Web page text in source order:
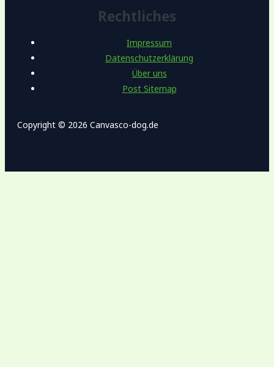
Halter
Rechtliches
Impressum
Datenschutzerklärung
Über uns
Post Sitemap
Copyright © 2026 Canvasco-dog.de